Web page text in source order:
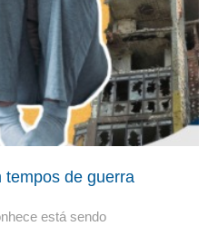
tempos de guerra
está sendo